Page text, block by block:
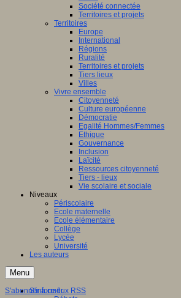
Société connectée
Territoires et projets
Territoires
Europe
International
Régions
Ruralité
Territoires et projets
Tiers lieux
Villes
Vivre ensemble
Citoyenneté
Culture européenne
Démocratie
Egalité Hommes/Femmes
Ethique
Gouvernance
Inclusion
Laïcité
Ressources citoyenneté
Tiers - lieux
Vie scolaire et sociale
Niveaux
Périscolaire
Ecole maternelle
Ecole élémentaire
Collège
Lycée
Université
Les auteurs
Menu
S'informer
S'abonner à ce flux RSS